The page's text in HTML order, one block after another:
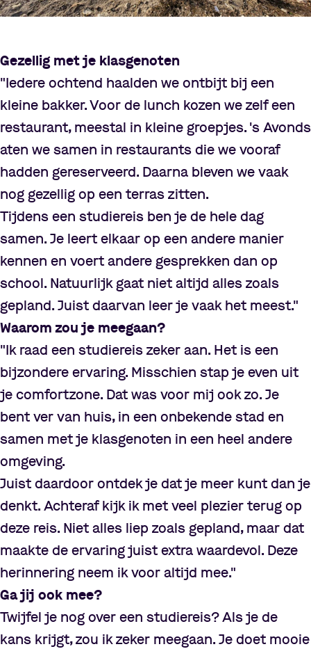
Gezellig met je klasgenoten
"Iedere ochtend haalden we ontbijt bij een
kleine bakker. Voor de lunch kozen we zelf een
restaurant, meestal in kleine groepjes. 's Avonds
aten we samen in restaurants die we vooraf
hadden gereserveerd. Daarna bleven we vaak
nog gezellig op een terras zitten.
Tijdens een studiereis ben je de hele dag
samen. Je leert elkaar op een andere manier
kennen en voert andere gesprekken dan op
school. Natuurlijk gaat niet altijd alles zoals
gepland. Juist daarvan leer je vaak het meest."
Waarom zou je meegaan?
"Ik raad een studiereis zeker aan. Het is een
bijzondere ervaring. Misschien stap je even uit
je comfortzone. Dat was voor mij ook zo. Je
bent ver van huis, in een onbekende stad en
samen met je klasgenoten in een heel andere
omgeving.
Juist daardoor ontdek je dat je meer kunt dan je
denkt. Achteraf kijk ik met veel plezier terug op
deze reis. Niet alles liep zoals gepland, maar dat
maakte de ervaring juist extra waardevol. Deze
herinnering neem ik voor altijd mee."
Ga jij ook mee?
Twijfel je nog over een studiereis? Als je de
kans krijgt, zou ik zeker meegaan. Je doet mooie